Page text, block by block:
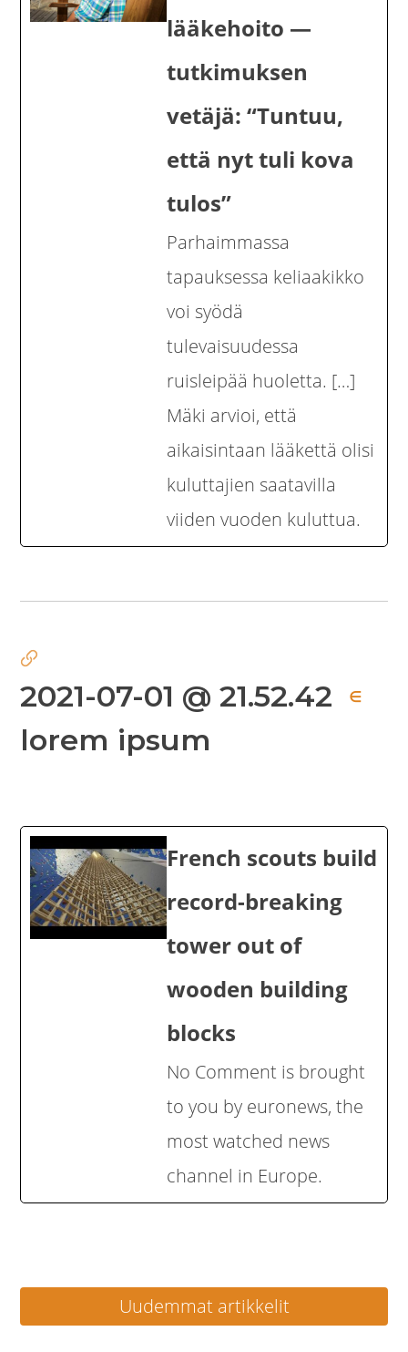
lääkehoito —
tutkimuksen
vetäjä: “Tuntuu,
että nyt tuli kova
tulos”
Parhaimmassa
tapauksessa keliaakikko
voi syödä
tulevaisuudessa
ruisleipää huoletta. […]
Mäki arvioi, että
aikaisintaan lääkettä olisi
kuluttajien saatavilla
viiden vuoden kuluttua.
2021-07-01 @ 21.52.42 ∈
lorem ipsum
French scouts build
record-breaking
tower out of
wooden building
blocks
No Comment is brought
to you by euronews, the
most watched news
channel in Europe.
ArtikkelienUudemmat artikkelit